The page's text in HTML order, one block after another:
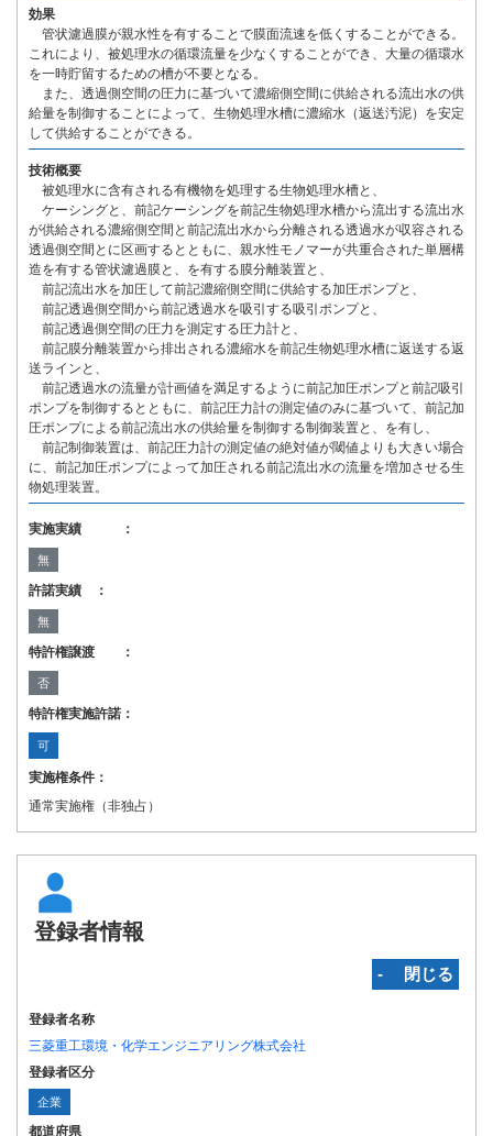
効果
管状濾過膜が親水性を有することで膜面流速を低くすることができる。
これにより、被処理水の循環流量を少なくすることができ、大量の循環水
を一時貯留するための槽が不要となる。
また、透過側空間の圧力に基づいて濃縮側空間に供給される流出水の供
給量を制御することによって、生物処理水槽に濃縮水（返送汚泥）を安定
して供給することができる。
技術概要
被処理水に含有される有機物を処理する生物処理水槽と、
ケーシングと、前記ケーシングを前記生物処理水槽から流出する流出水
が供給される濃縮側空間と前記流出水から分離される透過水が収容される
透過側空間とに区画するとともに、親水性モノマーが共重合された単層構
造を有する管状濾過膜と、を有する膜分離装置と、
前記流出水を加圧して前記濃縮側空間に供給する加圧ポンプと、
前記透過側空間から前記透過水を吸引する吸引ポンプと、
前記透過側空間の圧力を測定する圧力計と、
前記膜分離装置から排出される濃縮水を前記生物処理水槽に返送する返
送ラインと、
前記透過水の流量が計画値を満足するように前記加圧ポンプと前記吸引
ポンプを制御するとともに、前記圧力計の測定値のみに基づいて、前記加
圧ポンプによる前記流出水の供給量を制御する制御装置と、を有し、
前記制御装置は、前記圧力計の測定値の絶対値が閾値よりも大きい場合
に、前記加圧ポンプによって加圧される前記流出水の流量を増加させる生
物処理装置。
実施実績 ：
無
許諾実績 ：
無
特許権譲渡 ：
否
特許権実施許諾：
可
実施権条件：
通常実施権（非独占）
登録者情報
‐ 閉じる
登録者名称
三菱重工環境・化学エンジニアリング株式会社
登録者区分
企業
都道府県